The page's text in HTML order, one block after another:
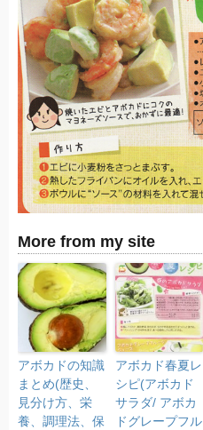
More from my site
アボカドの知識
まとめ(歴史、
見分け方、栄
養、調理法、保
アボカド春夏レ
シピ(アボカド
サラダ/ アボカ
ドグレープフル